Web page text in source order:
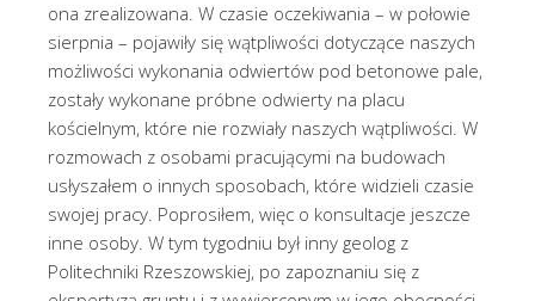
ona zrealizowana. W czasie oczekiwania – w połowie
sierpnia – pojawiły się wątpliwości dotyczące naszych
możliwości wykonania odwiertów pod betonowe pale,
zostały wykonane próbne odwierty na placu
kościelnym, które nie rozwiały naszych wątpliwości. W
rozmowach z osobami pracującymi na budowach
usłyszałem o innych sposobach, które widzieli czasie
swojej pracy. Poprosiłem, więc o konsultacje jeszcze
inne osoby. W tym tygodniu był inny geolog z
Politechniki Rzeszowskiej, po zapoznaniu się z